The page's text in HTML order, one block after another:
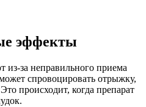
эффекты
за неправильного приема
спровоцировать отрыжку,
происходит, когда препарат